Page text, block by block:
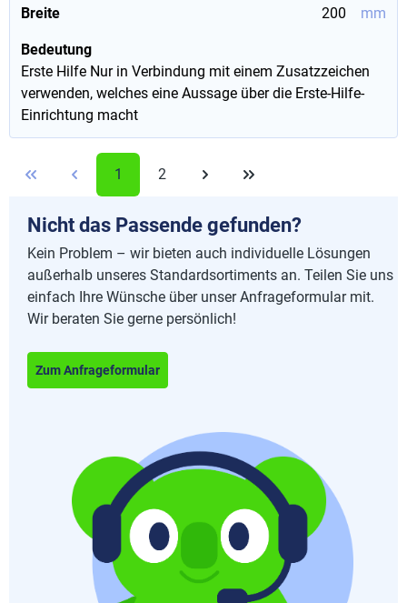
Breite 200 mm
Bedeutung
Erste Hilfe Nur in Verbindung mit einem Zusatzzeichen
verwenden, welches eine Aussage über die Erste-Hilfe-
Einrichtung macht
1 2
Nicht das Passende gefunden?
Kein Problem – wir bieten auch individuelle Lösungen
außerhalb unseres Standardsortiments an. Teilen Sie uns
einfach Ihre Wünsche über unser Anfrageformular mit.
Wir beraten Sie gerne persönlich!
Zum Anfrageformular